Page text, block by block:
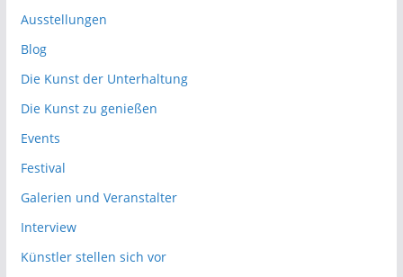
Ausstellungen
Blog
Die Kunst der Unterhaltung
Die Kunst zu genießen
Events
Festival
Galerien und Veranstalter
Interview
Künstler stellen sich vor